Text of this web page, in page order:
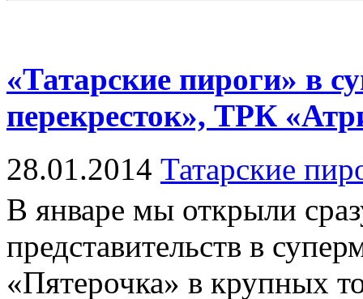
«Татарские пироги» в
перекресток», ТРК
28.01.2014 Татарские
В январе мы открыли
представительств в
«Пятерочка» в крупных